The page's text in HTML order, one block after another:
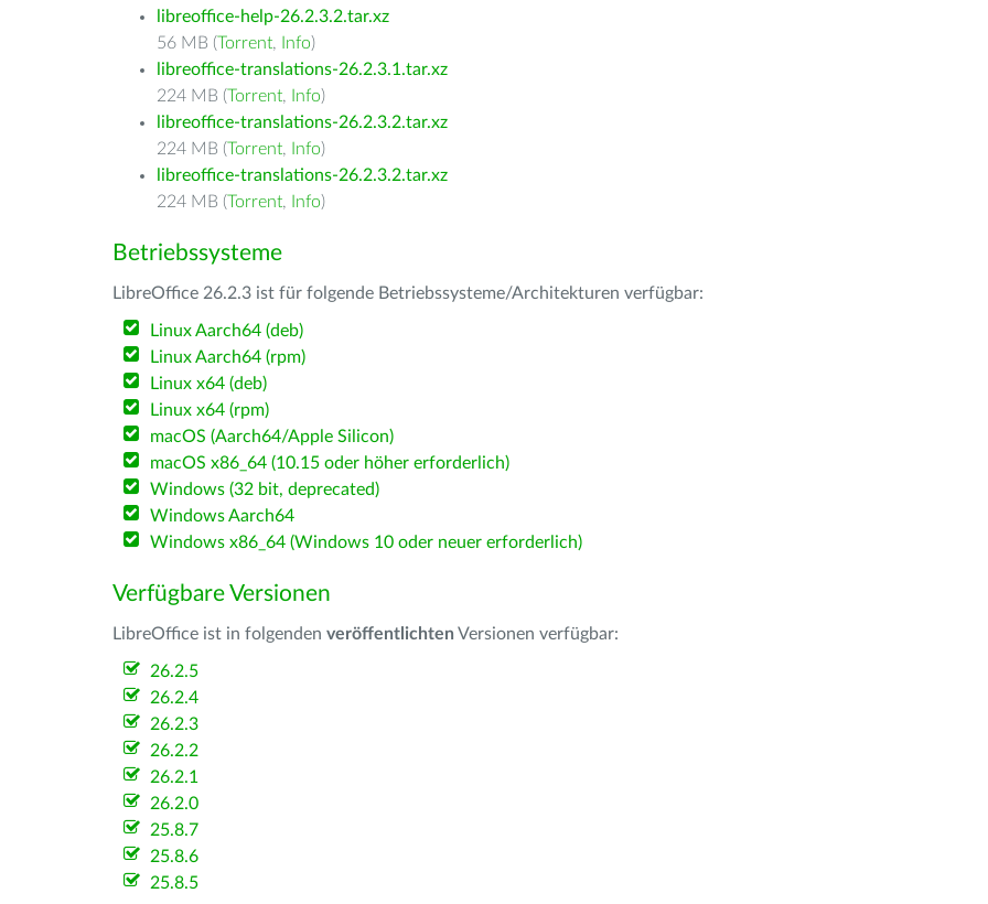
libreoffice-help-26.2.3.2.tar.xz
56 MB (Torrent, Info)
libreoffice-translations-26.2.3.1.tar.xz
224 MB (Torrent, Info)
libreoffice-translations-26.2.3.2.tar.xz
224 MB (Torrent, Info)
libreoffice-translations-26.2.3.2.tar.xz
224 MB (Torrent, Info)
Betriebssysteme
LibreOffice 26.2.3 ist für folgende Betriebssysteme/Architekturen verfügbar:
Linux Aarch64 (deb)
Linux Aarch64 (rpm)
Linux x64 (deb)
Linux x64 (rpm)
macOS (Aarch64/Apple Silicon)
macOS x86_64 (10.15 oder höher erforderlich)
Windows (32 bit, deprecated)
Windows Aarch64
Windows x86_64 (Windows 10 oder neuer erforderlich)
Verfügbare Versionen
LibreOffice ist in folgenden veröffentlichten Versionen verfügbar:
26.2.5
26.2.4
26.2.3
26.2.2
26.2.1
26.2.0
25.8.7
25.8.6
25.8.5